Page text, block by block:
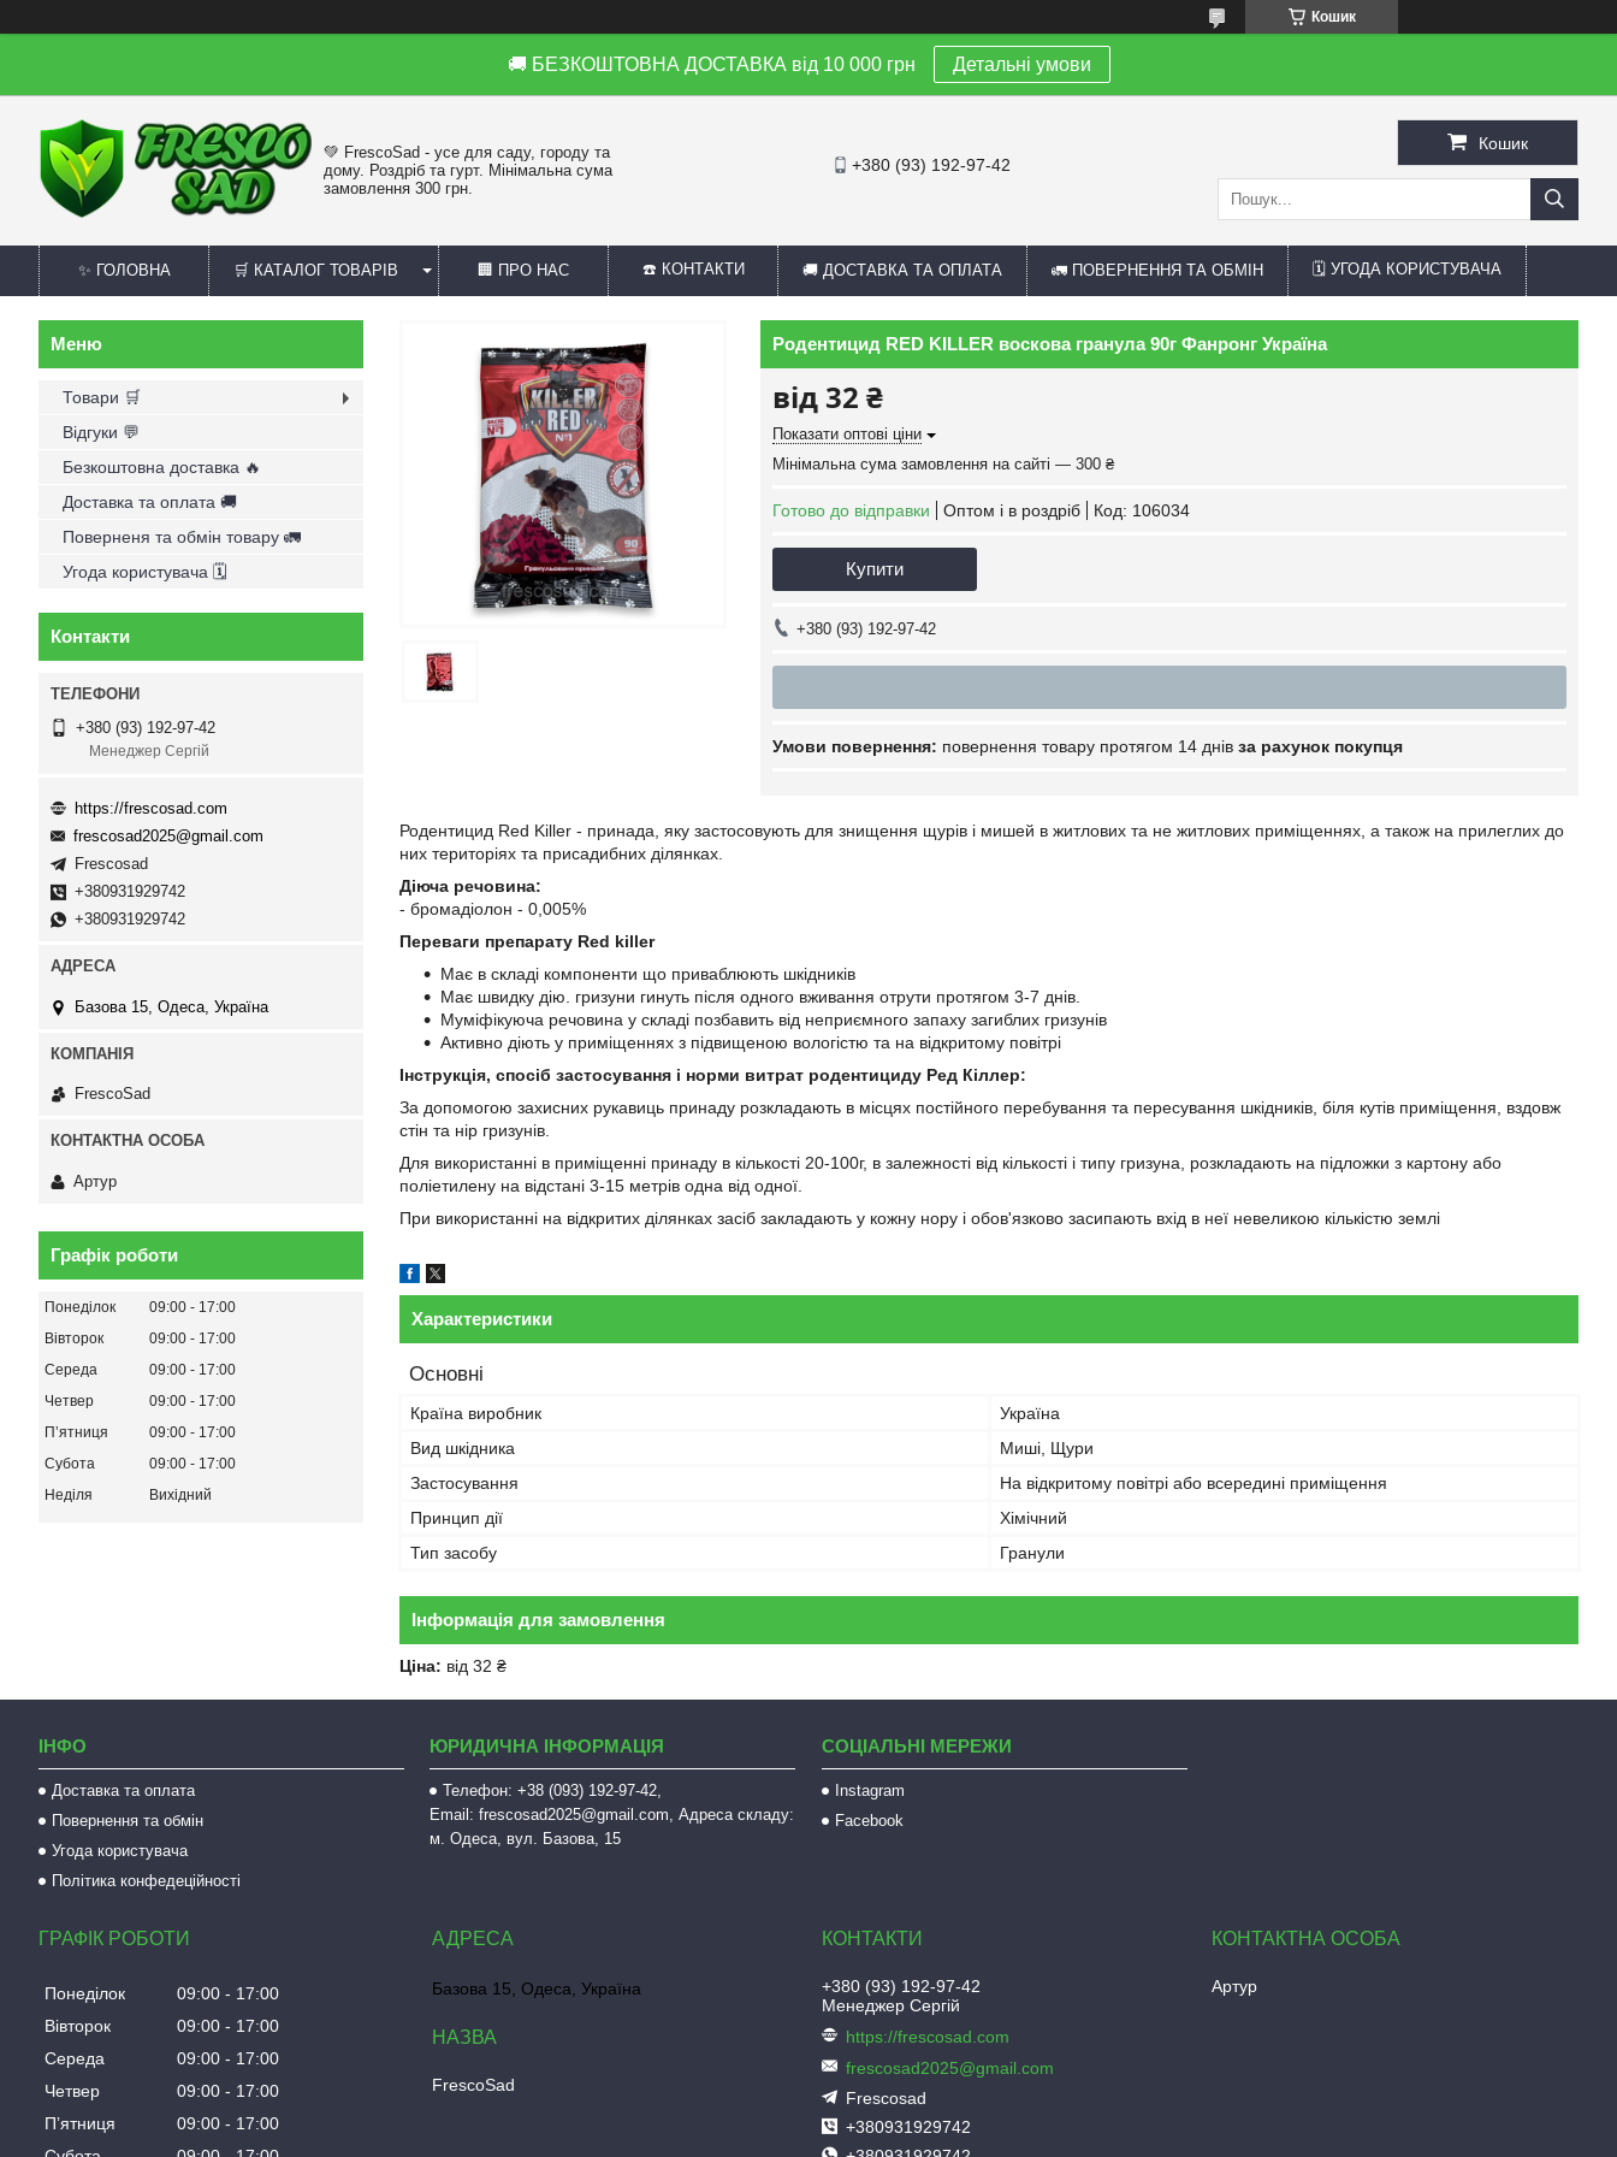
Кошик
🚚 БЕЗКОШТОВНА ДОСТАВКА від 10 000 грн Детальні умови
💚 FrescoSad - усе для саду, городу та
дому. Роздріб та гурт. Мінімальна сума
замовлення 300 грн.
+380 (93) 192-97-42
Кошик
✨ ГОЛОВНА 🛒 КАТАЛОГ ТОВАРІВ 🏢 ПРО НАС ☎️ КОНТАКТИ 🚚 ДОСТАВКА ТА ОПЛАТА 🚛 ПОВЕРНЕННЯ ТА ОБМІН 🗓 УГОДА КОРИСТУВАЧА
Родентицид RED KILLER воскова гранула 90г Фанронг Україна
від 32 ₴
Показати оптові ціни
Мінімальна сума замовлення на сайті — 300 ₴
Готово до відправки Оптом і в роздріб Код: 106034
Купити
+380 (93) 192-97-42
повернення товару протягом 14 днів за рахунок покупця
Родентицид Red Killer - принада, яку застосовують для знищення щурів і мишей в житлових та не житлових приміщеннях, а також на прилеглих до
них територіях та присадибних ділянках.
Діюча речовина:
- бромадіолон - 0,005%
Переваги препарату Red killer
Має в складі компоненти що приваблюють шкідників
Має швидку дію. гризуни гинуть після одного вживання отрути протягом 3-7 днів.
Муміфікуюча речовина у складі позбавить від неприємного запаху загиблих гризунів
Активно діють у приміщеннях з підвищеною вологістю та на відкритому повітрі
Інструкція, спосіб застосування і норми витрат родентициду Ред Кіллер:
За допомогою захисних рукавиць принаду розкладають в місцях постійного перебування та пересування шкідників, біля кутів приміщення, вздовж
стін та нір гризунів.
Для використанні в приміщенні принаду в кількості 20-100г, в залежності від кількості і типу гризуна, розкладають на підложки з картону або
поліетилену на відстані 3-15 метрів одна від одної.
При використанні на відкритих ділянках засіб закладають у кожну нору і обов'язково засипають вхід в неї невеликою кількістю землі
Характеристики
Основні
Країна виробник
Україна
Вид шкідника
Миші, Щури
Застосування
На відкритому повітрі або всередині приміщення
Принцип дії
Хімічний
Тип засобу
Гранули
Інформація для замовлення
Ціна: від 32 ₴
Товари 🛒
Відгуки 💬
Безкоштовна доставка 🔥
Доставка та оплата 🚚
Поверненя та обмін товару 🚛
Угода користувача 🗓
Контакти
+380 (93) 192-97-42
Менеджер Сергій
https://frescosad.com
frescosad2025@gmail.com
Frescosad
+380931929742
+380931929742
Базова 15, Одеса, Україна
FrescoSad
Артур
Графік роботи
Понеділок 09:00
17:00
Вівторок
09:00
17:00
Середа
09:00
17:00
Четвер
09:00
17:00
Пʼятниця
09:00
17:00
Субота
09:00
17:00
Неділя
Вихідний
ІНФО
Доставка та оплата
Повернення та обмін
Угода користувача
Політика конфедеційності
ЮРИДИЧНА ІНФОРМАЦІЯ
Телефон: +38 (093) 192-97-42,
Email: frescosad2025@gmail.com, Адреса складу:
м. Одеса, вул. Базова, 15
СОЦІАЛЬНІ МЕРЕЖИ
Instagram
Facebook
ГРАФІК РОБОТИ
Понеділок 09:00
17:00
Вівторок
09:00
17:00
Середа
09:00
17:00
Четвер
09:00
17:00
Пʼятниця
09:00
17:00
Базова 15, Одеса, Україна
FrescoSad
+380 (93) 192-97-42
Менеджер Сергій
https://frescosad.com
frescosad2025@gmail.com
Frescosad
+380931929742
Артур